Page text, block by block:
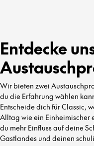
Entdecke
Wir bieten zwei
du die Erfahrung wählen
Entscheide dich für Classic,
Alltag wie ein Einheimischer
du mehr Einfluss auf deine
Gastlandes und deinen